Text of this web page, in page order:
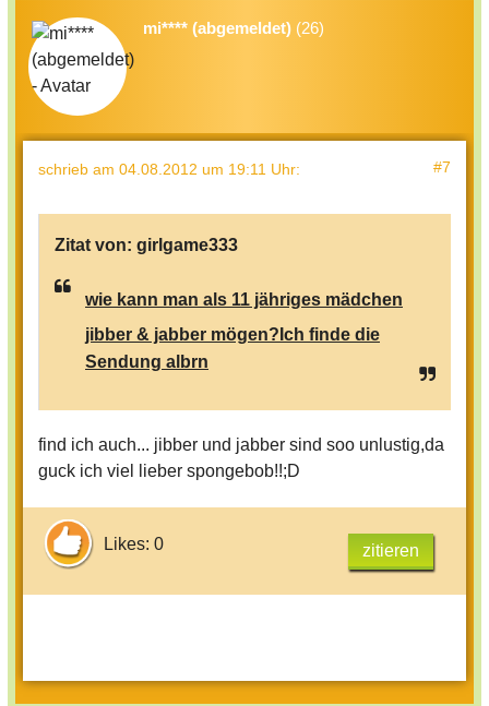
mi**** (abgemeldet) (26)
schrieb am 04.08.2012 um 19:11 Uhr: #7
Zitat von: girlgame333
wie kann man als 11 jähriges mädchen
jibber & jabber mögen?Ich finde die
Sendung albrn
find ich auch... jibber und jabber sind soo unlustig,da
guck ich viel lieber spongebob!!;D
Likes: 0 zitieren